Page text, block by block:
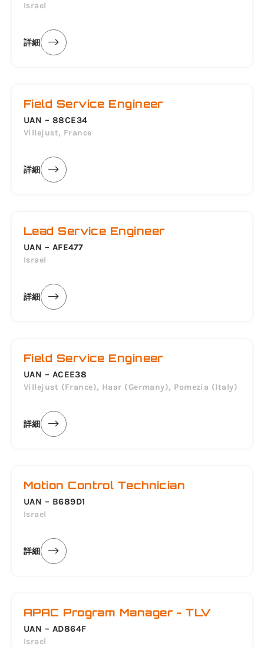
Israel
詳細
Field Service Engineer
UAN – 88CE34
Villejust, France
詳細
Lead Service Engineer
UAN – AFE477
Israel
詳細
Field Service Engineer
UAN – ACEE38
Villejust (France), Haar (Germany), Pomezia (Italy)
詳細
Motion Control Technician
UAN – B689D1
Israel
詳細
APAC Program Manager - TLV
UAN – AD864F
Israel